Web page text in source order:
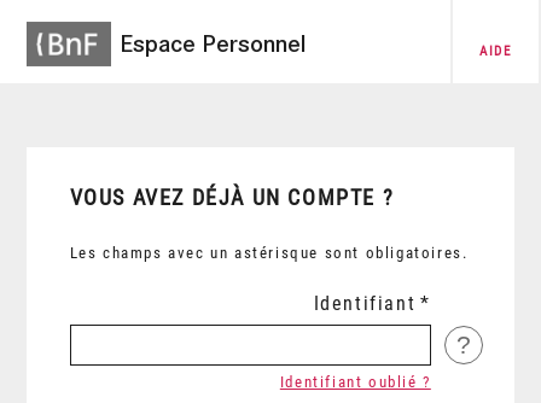
Espace Personnel AIDE
VOUS AVEZ DÉJÀ UN COMPTE ?
Les champs avec un astérisque sont obligatoires.
Identifiant
?
Identifiant oublié ?